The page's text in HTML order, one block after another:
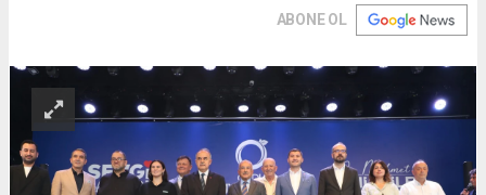
ABONE OL